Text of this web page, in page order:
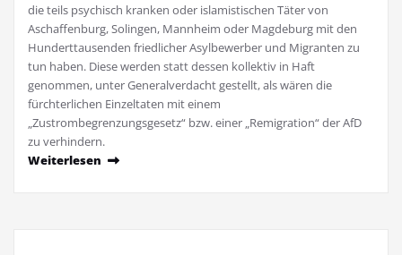
die teils psychisch kranken oder islamistischen Tä­ter von
Aschaffenburg, Solingen, Mannheim oder Magdeburg mit den
Hunderttausenden friedlicher Asylbewerber und Migranten zu
tun haben. Diese werden statt dessen kollektiv in Haft
genommen, unter Generalverdacht gestellt, als wären die
fürchterlichen Einzeltaten mit einem
„Zustrombegrenzungsgesetz“ bzw. einer „Remigration“ der AfD
zu verhindern.
Weiterlesen